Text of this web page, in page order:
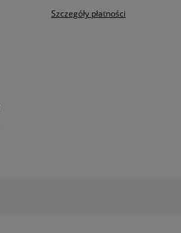
Szczegóły płatności